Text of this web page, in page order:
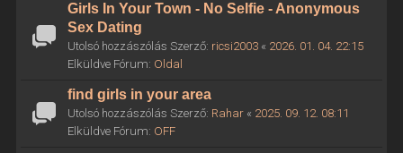
Girls In Your Town - No Selfie - Anonymous
Sex Dating
Utolsó hozzászólás Szerző: ricsi2003« 2026. 01. 04. 22:15
Elküldve Fórum: Oldal
find girls in your area
Utolsó hozzászólás Szerző: Rahar« 2025. 09. 12. 08:11
Elküldve Fórum: OFF